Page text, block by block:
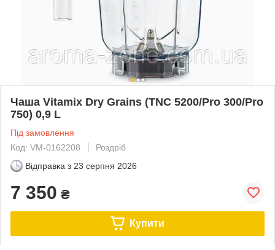
Чаша Vitamix Dry Grains (TNC 5200/Pro 300/Pro
750) 0,9 L
Під замовлення
Код: VM-0162208
Роздріб
Відправка з 23 серпня 2026
7 350 ₴
Купити